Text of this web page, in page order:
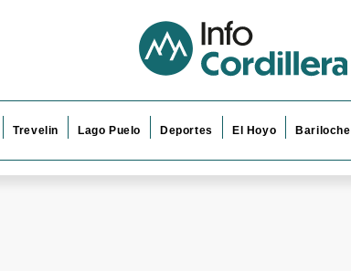
Trevelin Lago Puelo Deportes El Hoyo Bariloche